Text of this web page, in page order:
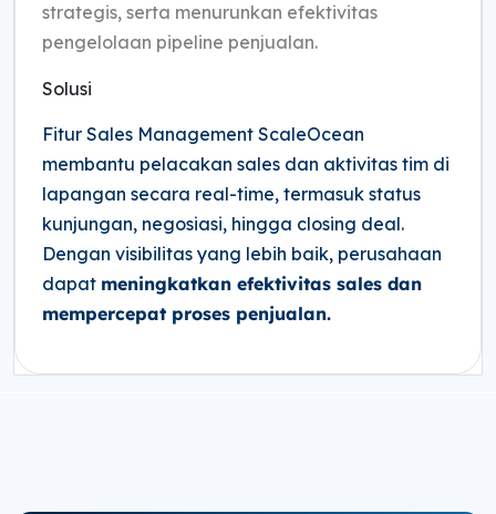
strategis, serta menurunkan efektivitas
pengelolaan pipeline penjualan.
Solusi
Fitur Sales Management ScaleOcean
membantu pelacakan sales dan aktivitas tim di
lapangan secara real-time, termasuk status
kunjungan, negosiasi, hingga closing deal.
Dengan visibilitas yang lebih baik, perusahaan
dapat meningkatkan efektivitas sales dan
mempercepat proses penjualan.